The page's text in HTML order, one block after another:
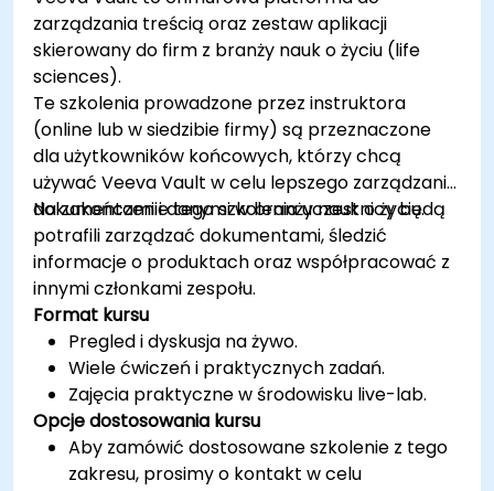
rozszerzania i skalowania funkcjonalności
aplikacji Shopify.
Poznać narzędzia i najlepsze praktyki w
tworzeniu aplikacji Shopify.
zarządzania treścią oraz zestaw aplikacji
skierowany do firm z branży nauk o życiu (life
sciences).
Te szkolenia prowadzone przez instruktora
(online lub w siedzibie firmy) są przeznaczone
dla użytkowników końcowych, którzy chcą
używać Veeva Vault w celu lepszego zarządzania
dokumentami i danymi w branży nauk o życiu.
Na zakończenie tego szkolenia uczestnicy będą
potrafili zarządzać dokumentami, śledzić
informacje o produktach oraz współpracować z
innymi członkami zespołu.
Format kursu
Pregled i dyskusja na żywo.
Wiele ćwiczeń i praktycznych zadań.
Zajęcia praktyczne w środowisku live-lab.
Opcje dostosowania kursu
Aby zamówić dostosowane szkolenie z tego
zakresu, prosimy o kontakt w celu